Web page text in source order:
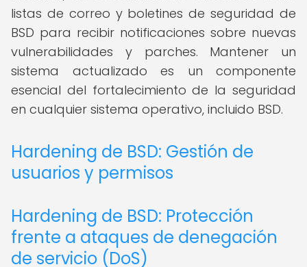
listas de correo y boletines de seguridad de
BSD para recibir notificaciones sobre nuevas
vulnerabilidades y parches. Mantener un
sistema actualizado es un componente
esencial del fortalecimiento de la seguridad
en cualquier sistema operativo, incluido BSD.
Hardening de BSD: Gestión de
usuarios y permisos
Hardening de BSD: Protección
frente a ataques de denegación
de servicio (DoS)